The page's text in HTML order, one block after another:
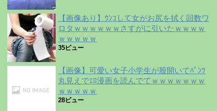
【画像あり】ｳﾝｺして女がお尻を拭く回数ワ
ロタｗｗｗｗｗｗさすがに引いたｗｗｗｗ
ｗｗｗｗｗ
35ビュー
【画像】可愛い女子小学生が股開いてﾊﾟﾝﾂ
丸見えでｴﾛ漫画を読んでてｗｗｗｗｗｗｗ
ｗｗｗｗｗ
28ビュー